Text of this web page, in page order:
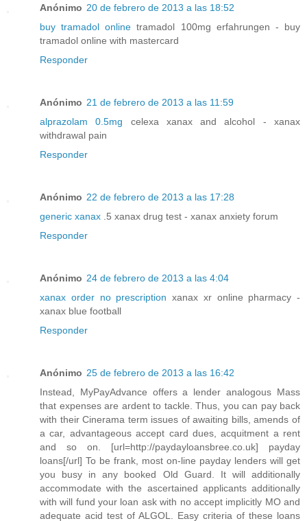
Anónimo 20 de febrero de 2013 a las 18:52
buy tramadol online tramadol 100mg erfahrungen - buy
tramadol online with mastercard
Responder
Anónimo 21 de febrero de 2013 a las 11:59
alprazolam 0.5mg celexa xanax and alcohol - xanax
withdrawal pain
Responder
Anónimo 22 de febrero de 2013 a las 17:28
generic xanax .5 xanax drug test - xanax anxiety forum
Responder
Anónimo 24 de febrero de 2013 a las 4:04
xanax order no prescription xanax xr online pharmacy -
xanax blue football
Responder
Anónimo 25 de febrero de 2013 a las 16:42
Instead, MyPayAdvance offers a lender analogous Mass
that expenses are ardent to tackle. Thus, you can pay back
with their Cinerama term issues of awaiting bills, amends of
a car, advantageous accept card dues, acquitment a rent
and so on. [url=http://paydayloansbree.co.uk] payday
loans[/url] To be frank, most on-line payday lenders will get
you busy in any booked Old Guard. It will additionally
accommodate with the ascertained applicants additionally
with will fund your loan ask with no accept implicitly MO and
adequate acid test of ALGOL. Easy criteria of these loans